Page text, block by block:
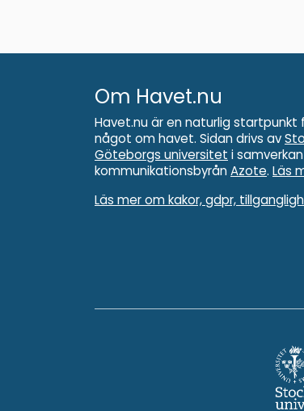
Om Havet.nu
Havet.nu är en naturlig startpunkt
något om havet. Sidan drivs av
Göteborgs universitet i
kommunikationsbyrån Azote. Läs
Läs mer om kakor, gdpr,